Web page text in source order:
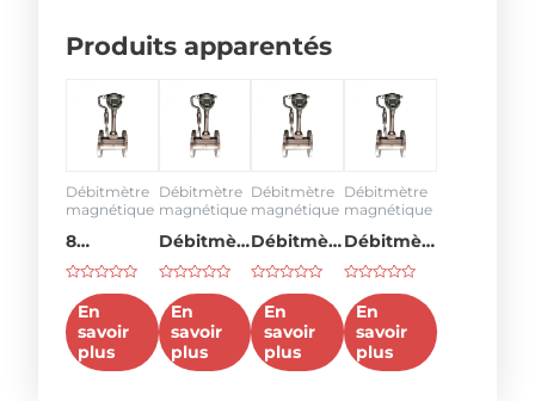
Produits apparentés
Débitmètre
magnétique
8
débitmètre
Rated
out
of
5
En
savoir
plus
Débitmètre
magnétique
Débitmètre
d'eau 3
pouces
Rated
out
of
5
En
savoir
plus
Débitmètre
magnétique
Débitmètre
3 pouces
Rated
out
of
5
En
savoir
plus
Débitmètre
magnétique
Débitmètre
en ligne 2
pouces
Rated
out
of
5
En
savoir
plus